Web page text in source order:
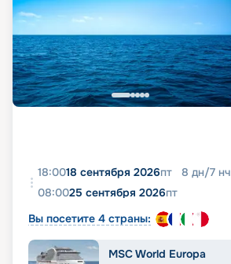
18:0018 сентября 2026пт 8 дн/7 нч
08:0025 сентября 2026пт
Вы посетите 4 страны:
MSC World Europa